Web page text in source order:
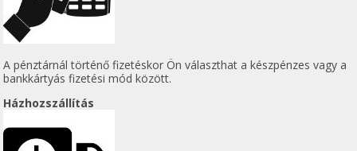
A pénztárnál történő fizetéskor Ön választhat a készpénzes vagy a
bankkártyás fizetési mód között.
Házhozszállítás